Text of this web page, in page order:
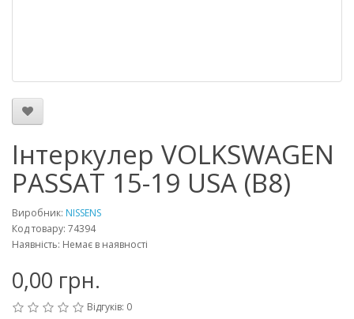
Інтеркулер VOLKSWAGEN
PASSAT 15-19 USA (B8)
Виробник: NISSENS
Код товару: 74394
Наявність: Немає в наявності
0,00 грн.
Відгуків: 0